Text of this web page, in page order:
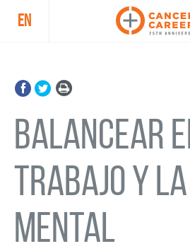
EN
Balancear
trabajo y
mental